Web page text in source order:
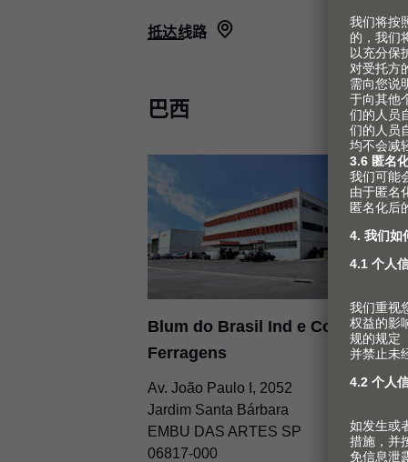
抵达线路
巴西
Blum do Brasil Ind e Com de
Ferragens
Av. João Paulo I, 2052
Jardim Santa Bárbara
EMBU DAS ARTES SP
06817-000